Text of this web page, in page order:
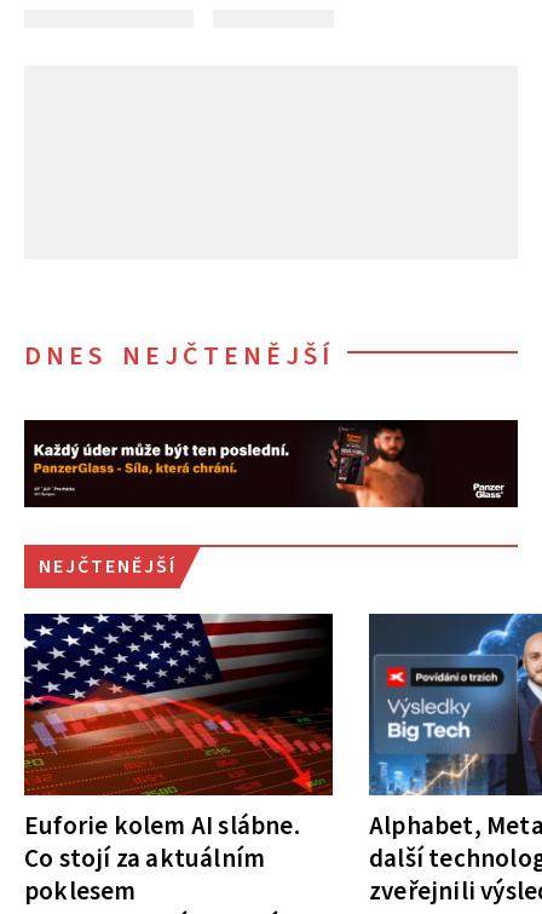
DNES NEJČTENĚJŠÍ
NEJČTENĚJŠÍ
Euforie kolem AI slábne.
Co stojí za aktuálním
poklesem
Alphabet,
další
zveřejnili